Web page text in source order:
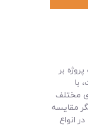
بر
با
مختلف
مقایسه
انواع